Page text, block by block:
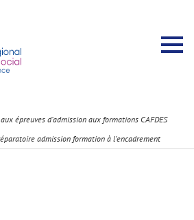
épreuves d’admission aux formations CAFDES
admission formation à l’encadrement